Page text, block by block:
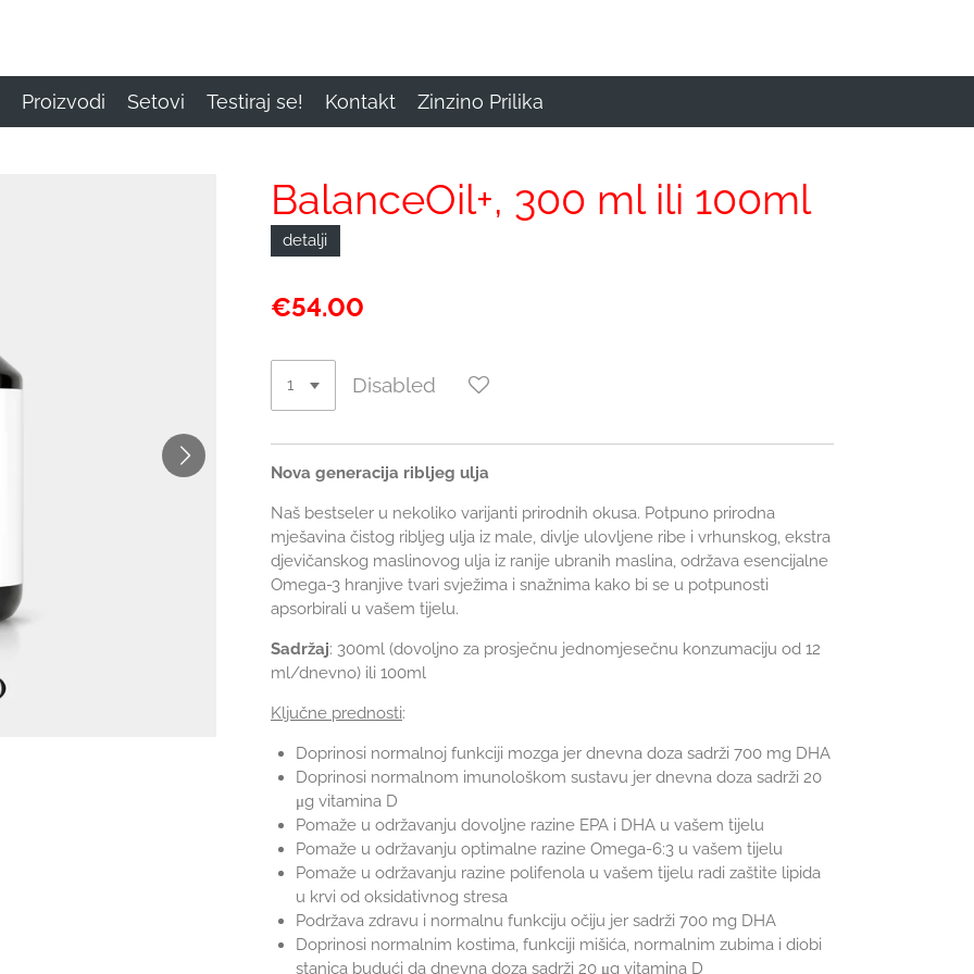
Proizvodi Setovi Testiraj se! Kontakt Zinzino Prilika
BalanceOil+, 300 ml ili 100ml
detalji
€54.00
Disabled
Nova generacija ribljeg ulja
Naš bestseler u nekoliko varijanti prirodnih okusa. Potpuno prirodna
mješavina čistog ribljeg ulja iz male, divlje ulovljene ribe i vrhunskog, ekstra
djevičanskog maslinovog ulja iz ranije ubranih maslina, održava esencijalne
Omega-3 hranjive tvari svježima i snažnima kako bi se u potpunosti
apsorbirali u vašem tijelu.
Sadržaj: 300ml (dovoljno za prosječnu jednomjesečnu konzumaciju od 12
ml/dnevno) ili 100ml
Ključne prednosti:
Doprinosi normalnoj funkciji mozga jer dnevna doza sadrži 700 mg DHA
Doprinosi normalnom imunološkom sustavu jer dnevna doza sadrži 20
μg vitamina D
Pomaže u održavanju dovoljne razine EPA i DHA u vašem tijelu
Pomaže u održavanju optimalne razine Omega-6:3 u vašem tijelu
Pomaže u održavanju razine polifenola u vašem tijelu radi zaštite lipida
u krvi od oksidativnog stresa
Podržava zdravu i normalnu funkciju očiju jer sadrži 700 mg DHA
Doprinosi normalnim kostima, funkciji mišića, normalnim zubima i diobi
stanica budući da dnevna doza sadrži 20 μg vitamina D